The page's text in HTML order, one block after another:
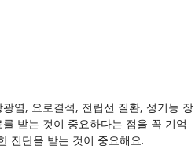
염, 요로결석, 전립선 질환, 성기능 장
받는 것이 중요하다는 점을 꼭 기억
진단을 받는 것이 중요해요.